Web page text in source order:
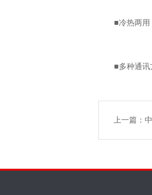
■冷热两用
■多种通讯方
上一篇：